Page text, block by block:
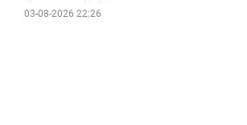
03-08-2026 22:26